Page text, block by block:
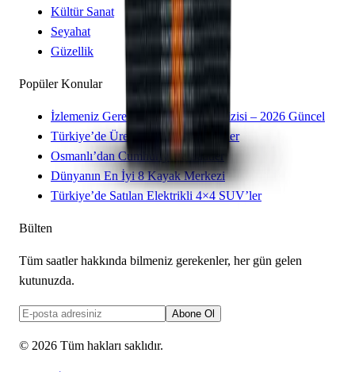
Kültür Sanat
Seyahat
Güzellik
Popüler Konular
İzlemeniz Gereken 15 Yeni Kore Dizisi – 2026 Güncel
Türkiye’de Üretilen Yerli Otomobiller
Osmanlı’dan Cumhuriyet’e Saatler
Dünyanın En İyi 8 Kayak Merkezi
Türkiye’de Satılan Elektrikli 4×4 SUV’ler
Bülten
Tüm saatler hakkında bilmeniz gerekenler, her gün gelen
kutunuzda.
Abone Ol
© 2026 Tüm hakları saklıdır.